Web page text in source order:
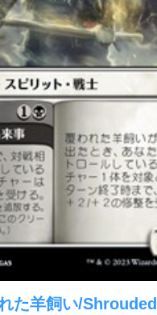
た羊飼い/Shrouded